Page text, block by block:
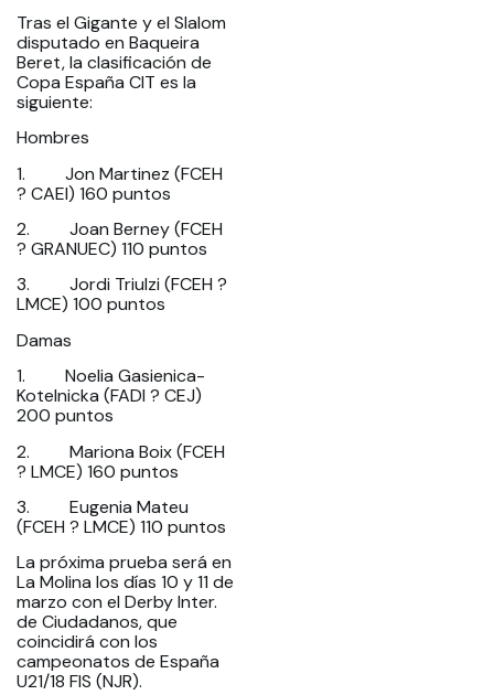
Tras el Gigante y el Slalom
disputado en Baqueira
Beret, la clasificación de
Copa España CIT es la
siguiente:
Hombres
1. Jon Martinez (FCEH
? CAEI) 160 puntos
2. Joan Berney (FCEH
? GRANUEC) 110 puntos
3. Jordi Triulzi (FCEH ?
LMCE) 100 puntos
Damas
1. Noelia Gasienica-
Kotelnicka (FADI ? CEJ)
200 puntos
2. Mariona Boix (FCEH
? LMCE) 160 puntos
3. Eugenia Mateu
(FCEH ? LMCE) 110 puntos
La próxima prueba será en
La Molina los días 10 y 11 de
marzo con el Derby Inter.
de Ciudadanos, que
coincidirá con los
campeonatos de España
U21/18 FIS (NJR).